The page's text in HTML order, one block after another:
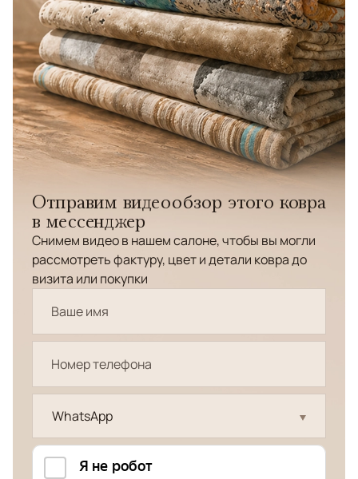
Отправим видеообзор этого ковра
в мессенджер
Снимем видео в нашем салоне, чтобы вы могли
рассмотреть фактуру, цвет и детали ковра до
визита или покупки
WhatsApp